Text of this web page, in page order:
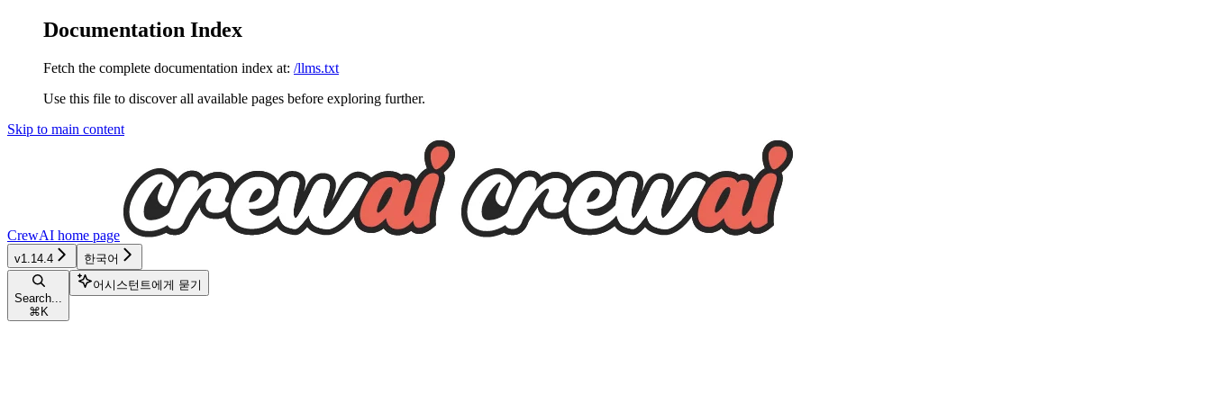
Documentation Index
Fetch the complete documentation index at: /llms.txt
Use this file to discover all available pages before exploring further.
Skip to main content
CrewAI home page
v1.14.4 한국어
Search...
⌘ K
어시스턴트에게 묻기